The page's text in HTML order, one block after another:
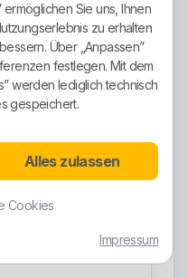
wird.
Oderland und
identisch mit
Wer gezielt
den passenden
blind irgendein
ermöglichen Sie uns, Ihnen
zu erhalten
Über „Anpassen”
festlegen. Mit dem
werden lediglich technisch
gespeichert.
Alles zulassen
Cookies
Impressum